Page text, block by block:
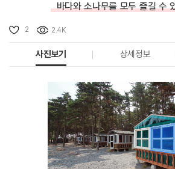
바다와 소나무를 모두 즐길 수
2 2.4K
사진보기 상세정보